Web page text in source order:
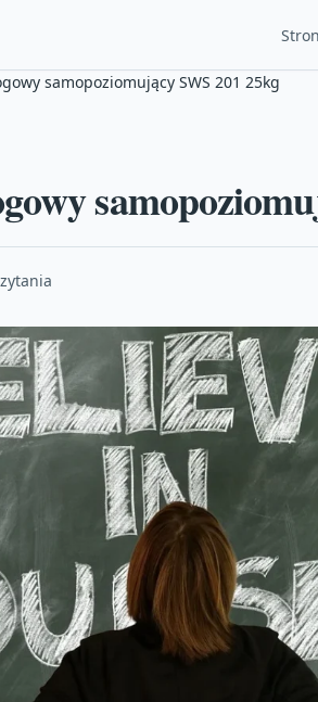
samopoziomujący SWS 201 25kg